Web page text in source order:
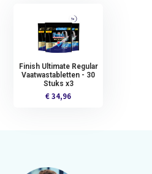
Finish Ultimate Regular
Vaatwastabletten - 30
Stuks x3
€ 34,96